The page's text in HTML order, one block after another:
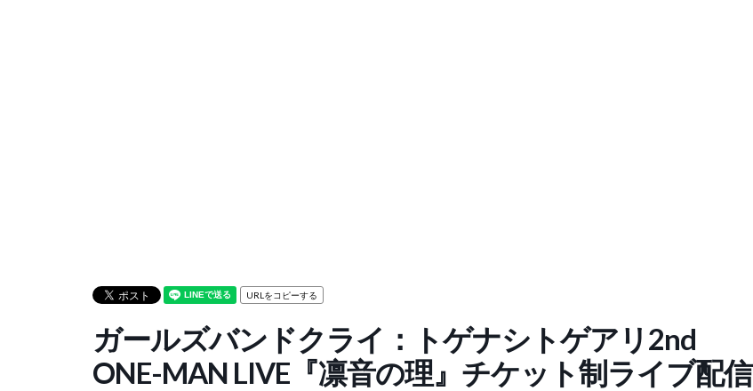
URLをコピーする
ガールズバンドクライ：トゲナシトゲアリ2nd
ONE-MAN LIVE『凛音の理』チケット制ライブ配信